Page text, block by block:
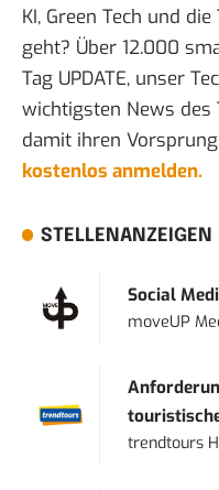
KI, Green Tech und
geht? Über 12.000
Tag UPDATE, unser
wichtigsten News des
damit ihren
kostenlos anmelden.
STELLENANZEIGEN
Social
moveUP
trendtours